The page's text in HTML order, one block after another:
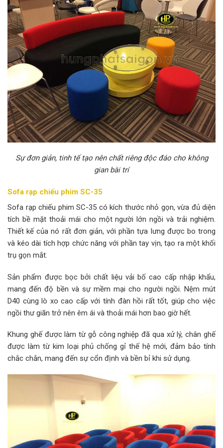
Sự đơn giản, tinh tế tạo nên chất riêng độc đáo cho không
gian bài trí
Sofa rạp chiếu phim SC-35
Sofa rạp chiếu phim SC-35 có kích thước nhỏ gọn, vừa đủ diện
tích bề mặt thoải mái cho một người lớn ngồi và trải nghiệm.
Thiết kế của nó rất đơn giản, với phần tựa lưng được bo trong
và kéo dài tích hợp chức năng với phần tay vịn, tạo ra một khối
trụ gọn mắt.
Sản phẩm được bọc bởi chất liệu vải bố cao cấp nhập khẩu,
mang đến độ bền và sự mềm mại cho người ngồi. Nệm mút
D40 cùng lò xo cao cấp với tính đàn hồi rất tốt, giúp cho việc
ngồi thư giãn trở nên êm ái và thoải mái hơn bao giờ hết.
Khung ghế được làm từ gỗ công nghiệp đã qua xử lý, chân ghế
được làm từ kim loại phủ chống gỉ thế hệ mới, đảm bảo tính
chắc chắn, mang đến sự cổn định và bền bỉ khi sử dụng.